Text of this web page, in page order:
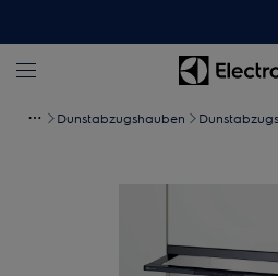
Dunstabzugshauben